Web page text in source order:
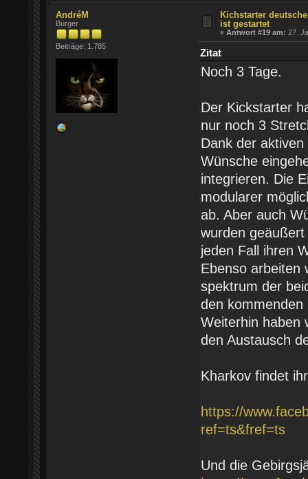
AndréM
Bürger
Beiträge: 1.785
Kichstarter
ist gestartet
«Antwort #19 am: 27.
Zitat
Noch 3 Tage.
Der Kickstarter
nur noch 3
Dank der
Wünsche
integrieren. Die
modularer
ab. Aber auch
wurden
jeden Fall ihren
Ebenso arbeiten
spektrum der
den
Weiterhin haben
den Austausch
Kharkov findet
https://
ref=ts&fref=ts
Und die